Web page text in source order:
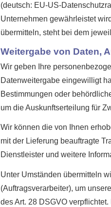
(deutsch: EU-US-
Unternehmen gewährleistet
übermitteln, steht bei dem
Weitergabe von Daten,
Wir geben Ihre
Datenweitergabe eingewilligt
Bestimmungen oder
um die Auskunftserteilung für
Wir können die von Ihnen
mit der Lieferung beauftragte
Dienstleister und weitere
Unter Umständen übermitteln
(Auftragsverarbeiter), um
des Art. 28 DSGVO